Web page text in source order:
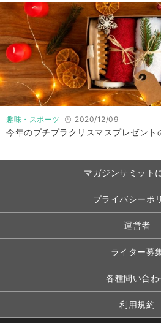
趣味・スポーツ 2020/12/09
今年のプチプラクリスマスプレゼント
マガジンサミット
プライバシーポ
運営者
ライター募
各種問い合わ
利用規約